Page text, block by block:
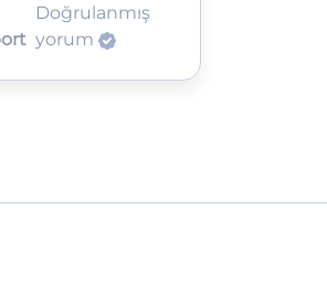
Doğrulanmış
yorum